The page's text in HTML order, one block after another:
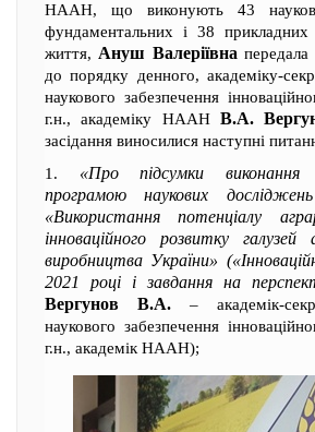
НААН, що виконують 43
фундаментальних і 38 прикладних
життя, Ануш Валеріївна передала
до порядку денного, академіку-
наукового забезпечення
г.н., академіку НААН В.А.
засідання виносилися наступні
1. «Про підсумки виконання
програмою наукових
«Використання потенціалу
інноваційного розвитку галузей
виробництва України»
2021 році і завдання на
Вергунов В.А. – академік-
наукового забезпечення
г.н., академік НААН);